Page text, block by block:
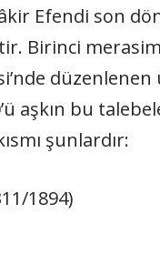
Efendi son
Birinci
aşkın bu
şunlardır:
1894)